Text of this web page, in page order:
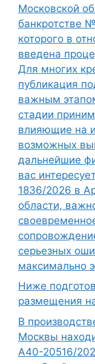
Московской
банкротстве
которого в
введена
Для многих
публикация
важным
стадии
влияющие на
возможных
дальнейшие
вас
1836/2026 в
области,
серьезных
максимально
Ниже
размещения
В
Москвы
А40-20516/